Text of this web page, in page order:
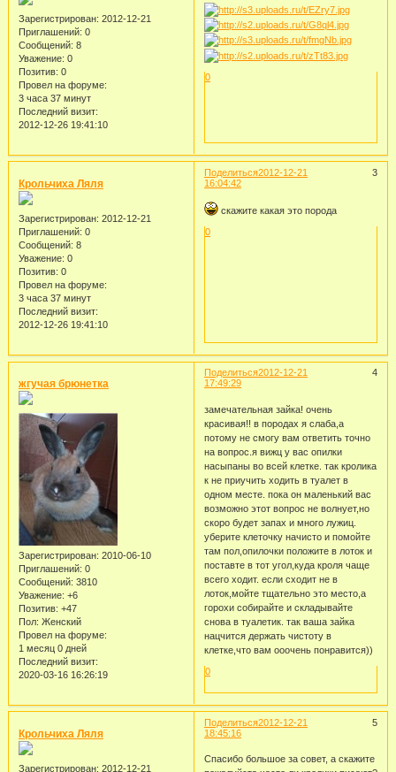
Зарегистрирован: 2012-12-21
Приглашений: 0
Сообщений: 8
Уважение: 0
Позитив: 0
Провел на форуме:
3 часа 37 минут
Последний визит:
2012-12-26 19:41:10
0
Поделиться 3
2012-12-21
16:04:42
Крольчиха Ляля
Зарегистрирован: 2012-12-21
Приглашений: 0
Сообщений: 8
Уважение: 0
Позитив: 0
Провел на форуме:
3 часа 37 минут
Последний визит:
2012-12-26 19:41:10
скажите какая это порода
0
Поделиться 4
2012-12-21
17:49:29
жгучая брюнетка
Зарегистрирован: 2010-06-10
Приглашений: 0
Сообщений: 3810
Уважение: +6
Позитив: +47
Пол: Женский
Провел на форуме:
1 месяц 0 дней
Последний визит:
2020-03-16 16:26:19
замечательная зайка! очень
красивая!! в породах я слаба,а
потому не смогу вам ответить точно
на вопрос.я вижц у вас опилки
насыпаны во всей клетке. так кролика
к не приучить ходить в туалет в
одном месте. пока он маленький вас
возможно этот вопрос не волнует,но
скоро будет запах и много лужиц.
уберите клеточку начисто и помойте
там пол,опилочки положите в лоток и
поставте в тот угол,куда кроля чаще
всего ходит. если сходит не в
лоток,мойте тщательно это место,а
горохи собирайте и складывайте
снова в туалетик. так ваша зайка
нацчится держать чистоту в
клетке,что вам ооочень понравится))
0
Поделиться 5
2012-12-21
18:45:16
Крольчиха Ляля
Зарегистрирован: 2012-12-21
Спасибо большое за совет, а скажите